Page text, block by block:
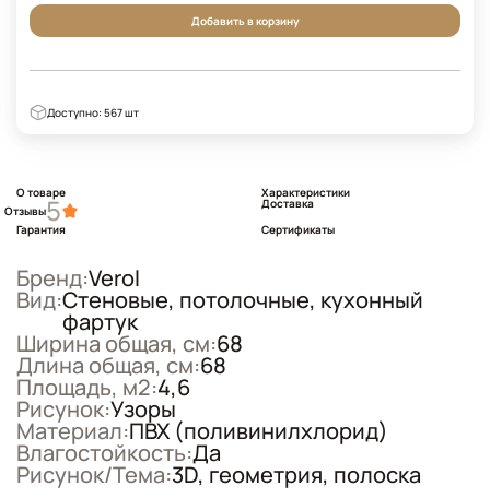
Добавить в корзину
Доступно: 567 шт
О товаре
Характеристики
Отзывы5
Доставка
Гарантия
Сертификаты
Бренд:Verol
Вид:Стеновые, потолочные, кухонный
фартук
Ширина общая, см:68
Длина общая, см:68
Площадь, м2:4,6
Рисунок:Узоры
Материал:ПВХ (поливинилхлорид)
Влагостойкость:Да
Рисунок/Тема:3D, геометрия, полоска